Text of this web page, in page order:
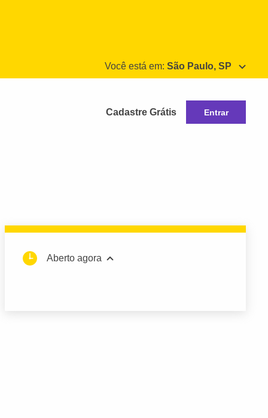
Você está em: São Paulo, SP
Cadastre Grátis Entrar
Aberto agora